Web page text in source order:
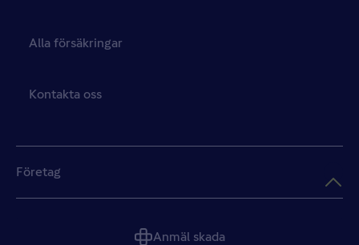
Alla försäkringar
Kontakta oss
Företag
Anmäl skada